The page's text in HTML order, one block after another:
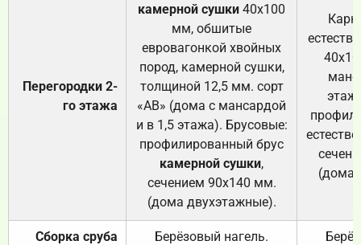
Перегородки 2-
го этажа
камерной сушки 40х100
мм, обшитые
евровагонкой хвойных
пород, камерной сушки,
толщиной 12,5 мм. сорт
«АВ» (дома с мансардой
и в 1,5 этажа). Брусовые:
профилированный брус
камерной сушки,
сечением 90х140 мм.
(дома двухэтажные).
(дома
Сборка сруба Берёзовый нагель.